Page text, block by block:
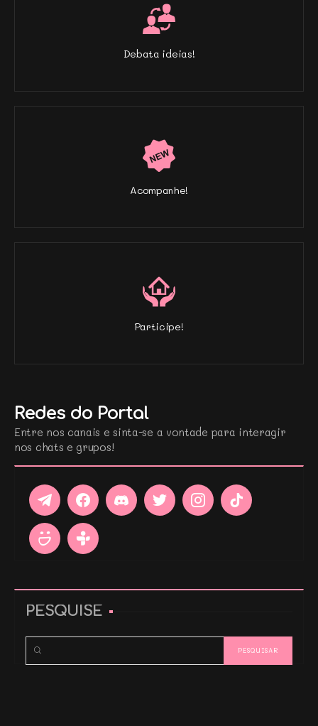
Debata ideias!
Acompanhe!
Participe!
Redes do Portal
Entre nos canais e sinta-se a vontade para interagir
nos chats e grupos!
PESQUISE